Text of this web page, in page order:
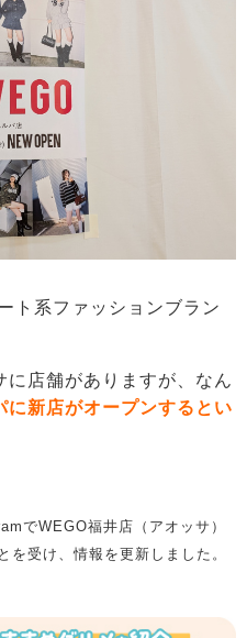
ト系ファッションブラン
店舗がありますが、なん
に新店がオープンするとい
でWEGO福井店（アオッサ）
を受け、情報を更新しました。